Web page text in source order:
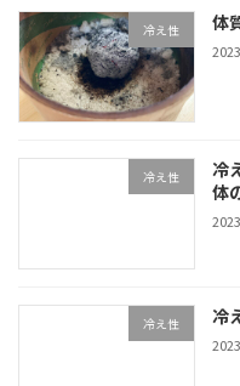
冷え性 体
冷え性
冷
体
冷え性 冷